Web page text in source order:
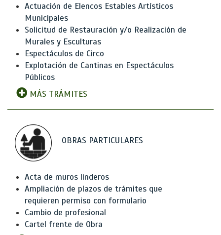
Actuación de Elencos Estables Artísticos
Municipales
Solicitud de Restauración y/o Realización de
Murales y Esculturas
Espectáculos de Circo
Explotación de Cantinas en Espectáculos
Públicos
MÁS TRÁMITES
OBRAS PARTICULARES
Acta de muros linderos
Ampliación de plazos de trámites que
requieren permiso con formulario
Cambio de profesional
Cartel frente de Obra